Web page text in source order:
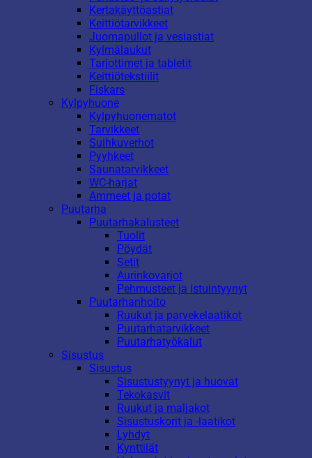
Kertakäyttöastiat
Keittiötarvikkeet
Juomapullot ja vesiastiat
Kylmälaukut
Tarjottimet ja tabletit
Keittiötekstiilit
Fiskars
Kylpyhuone
Kylpyhuonematot
Tarvikkeet
Suihkuverhot
Pyyhkeet
Saunatarvikkeet
WC-harjat
Ammeet ja potat
Puutarha
Puutarhakalusteet
Tuolit
Pöydät
Setit
Aurinkovarjot
Pehmusteet ja istuintyynyt
Puutarhanhoito
Ruukut ja parvekelaatikot
Puutarhatarvikkeet
Puutarhatyökalut
Sisustus
Sisustus
Sisustustyynyt ja huovat
Tekokasvit
Ruukut ja maljakot
Sisustuskorit ja -laatikot
Lyhdyt
Kynttilät